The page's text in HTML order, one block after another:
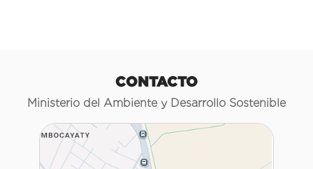
CONTACTO
Ministerio del Ambiente y Desarrollo Sostenible